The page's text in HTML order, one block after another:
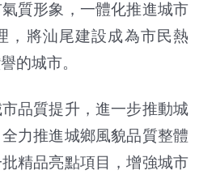
質形象，一體化推進城市
，將汕尾建設成為市民熱
的城市。
品質提升，進一步推動城
力推進城鄉風貌品質整體
精品亮點項目，增強城市